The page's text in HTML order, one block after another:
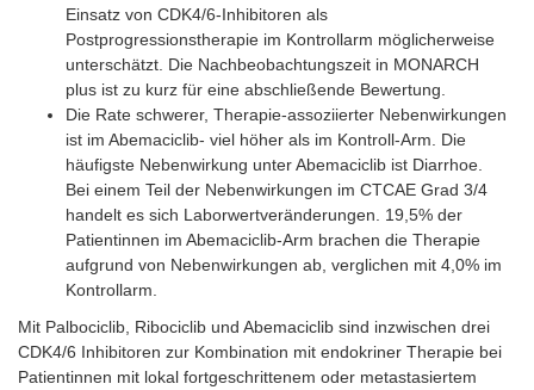
Einsatz von CDK4/6-Inhibitoren als
Postprogressionstherapie im Kontrollarm möglicherweise
unterschätzt. Die Nachbeobachtungszeit in MONARCH
plus ist zu kurz für eine abschließende Bewertung.
Die Rate schwerer, Therapie-assoziierter Nebenwirkungen
ist im Abemaciclib- viel höher als im Kontroll-Arm. Die
häufigste Nebenwirkung unter Abemaciclib ist Diarrhoe.
Bei einem Teil der Nebenwirkungen im CTCAE Grad 3/4
handelt es sich Laborwertveränderungen. 19,5% der
Patientinnen im Abemaciclib-Arm brachen die Therapie
aufgrund von Nebenwirkungen ab, verglichen mit 4,0% im
Kontrollarm.
Mit Palbociclib, Ribociclib und Abemaciclib sind inzwischen drei
CDK4/6 Inhibitoren zur Kombination mit endokriner Therapie bei
Patientinnen mit lokal fortgeschrittenem oder metastasiertem